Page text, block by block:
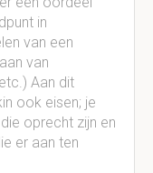
in
van een
van
Aan dit
ook eisen; je
oprecht zijn en
er aan ten